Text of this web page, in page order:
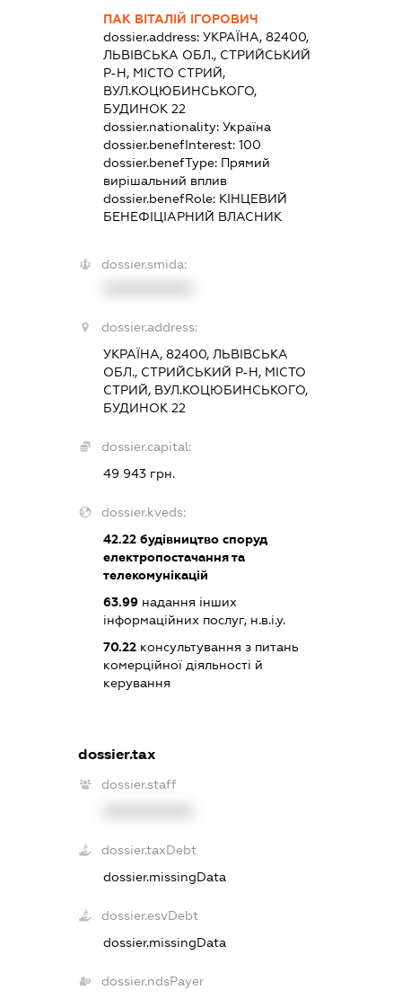
ПАК ВІТАЛІЙ ІГОРОВИЧ
dossier.address:УКРАЇНА, 82400,
ЛЬВІВСЬКА ОБЛ., СТРИЙСЬКИЙ
Р-Н, МІСТО СТРИЙ,
ВУЛ.КОЦЮБИНСЬКОГО,
БУДИНОК 22
dossier.nationality:Україна
dossier.benefInterest:100
dossier.benefType: Прямий
вирішальний вплив
dossier.benefRole: КІНЦЕВИЙ
БЕНЕФІЦІАРНИЙ ВЛАСНИК
dossier.smida:
dossier.address:
УКРАЇНА, 82400, ЛЬВІВСЬКА
ОБЛ., СТРИЙСЬКИЙ Р-Н, МІСТО
СТРИЙ, ВУЛ.КОЦЮБИНСЬКОГО,
БУДИНОК 22
dossier.capital:
49 943 грн.
dossier.kveds:
42.22 будівництво споруд
електропостачання та
телекомунікацій
63.99 надання інших
інформаційних послуг, н.в.і.у.
70.22 консультування з питань
комерційної діяльності й
керування
dossier.tax
dossier.staff
dossier.taxDebt
dossier.missingData
dossier.esvDebt
dossier.missingData
dossier.ndsPayer